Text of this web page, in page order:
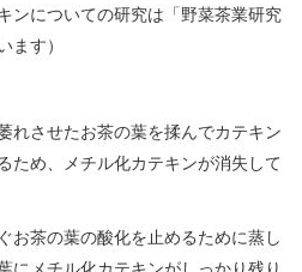
ンについての研究は「野菜茶業研究
す）
れさせたお茶の葉を揉んでカテキン
ため、メチル化カテキンが消失して
お茶の葉の酸化を止めるために蒸し
にメチル化カテキンがしっかり残り